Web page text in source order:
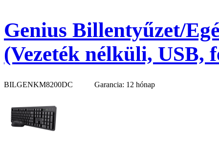
Genius Billentyűzet/
(Vezeték nélküli, USB,
BILGENKM8200DC Garancia: 12 hónap